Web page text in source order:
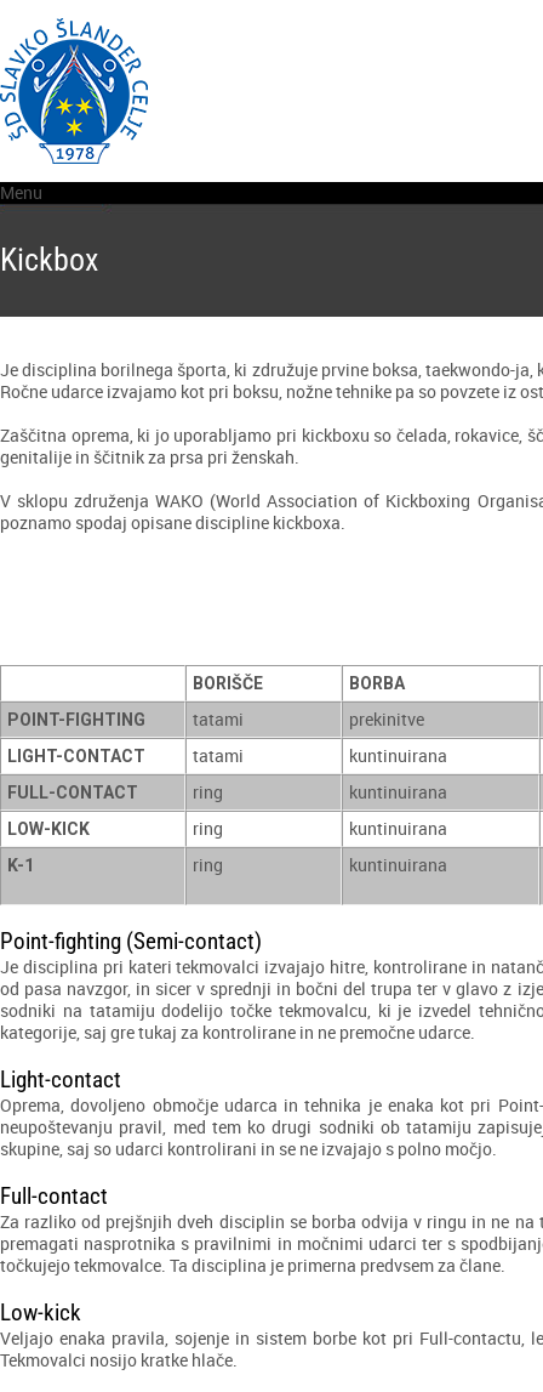
Menu
Kickbox
Je disciplina borilnega športa, ki združuje prvine boksa, taekwondo-
Ročne udarce izvajamo kot pri boksu, nožne tehnike pa so povzete iz
Zaščitna oprema, ki jo uporabljamo pri kickboxu so čelada, rokavice,
genitalije in ščitnik za prsa pri ženskah.
V sklopu združenja WAKO (World Association of Kickboxing
poznamo spodaj opisane discipline kickboxa.
BORIŠČE
BORBA
POINT-FIGHTING
tatami prekinitve
LIGHT-CONTACT tatami kuntinuirana
FULL-CONTACT ring kuntinuirana
LOW-KICK ring kuntinuirana
K-1 ring kuntinuirana
Point-fighting (Semi-contact)
Je disciplina pri kateri tekmovalci izvajajo hitre, kontrolirane in
od pasa navzgor, in sicer v sprednji in bočni del trupa ter v glavo z
sodniki na tatamiju dodelijo točke tekmovalcu, ki je izvedel
kategorije, saj gre tukaj za kontrolirane in ne premočne udarce.
Light-contact
Oprema, dovoljeno območje udarca in tehnika je enaka kot pri
neupoštevanju pravil, med tem ko drugi sodniki ob tatamiju
skupine, saj so udarci kontrolirani in se ne izvajajo s polno močjo.
Full-contact
Za razliko od prejšnjih dveh disciplin se borba odvija v ringu in ne
premagati nasprotnika s pravilnimi in močnimi udarci ter s
točkujejo tekmovalce. Ta disciplina je primerna predvsem za člane.
Low-kick
Veljajo enaka pravila, sojenje in sistem borbe kot pri Full-
Tekmovalci nosijo kratke hlače.